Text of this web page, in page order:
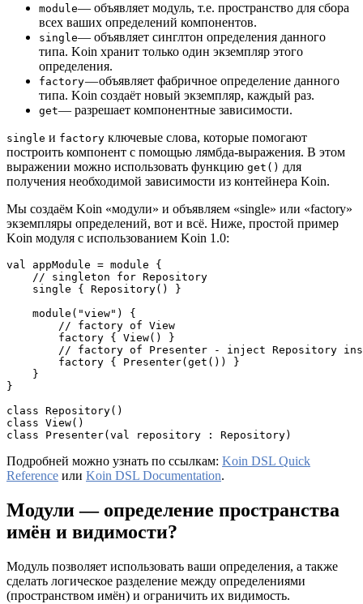
module— объявляет модуль, т.е. пространство для сбора
всех ваших определений компонентов.
single— объявляет синглтон определения данного
типа. Koin хранит только один экземпляр этого
определения.
factory— объявляет фабричное определение данного
типа. Koin создаёт новый экземпляр, каждый раз.
get— разрешает компонентные зависимости.
single и factory ключевые слова, которые помогают
построить компонент с помощью лямбда-выражения. В этом
выражении можно использовать функцию get() для
получения необходимой зависимости из контейнера Koin.
Мы создаём Koin «модули» и объявляем «single» или «factory»
экземпляры определений, вот и всё. Ниже, простой пример
Koin модуля с использованием Koin 1.0:
val appModule = module {
    // singleton for Repository
    single { Repository() }
    module("view") {
        // factory of View
        factory { View() }
// factory of Presenter - inject Repository
        factory { Presenter(get()) }
    }
}
class Repository()
class View()
class Presenter(val repository : Repository)
Подробней можно узнать по ссылкам: Koin DSL Quick
Reference или Koin DSL Documentation.
Модули ― определение пространства
имён и видимости?
Модуль позволяет использовать ваши определения, а также
сделать логическое разделение между определениями
(пространством имён) и ограничить их видимость.